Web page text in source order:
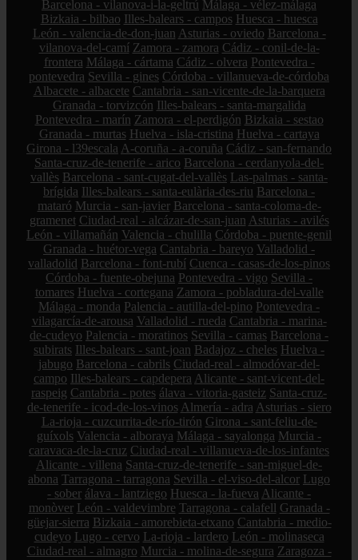
Barcelona - vilanova-i-la-geltrú Málaga - vélez-málaga
Bizkaia - bilbao Illes-balears - campos Huesca - huesca
León - valencia-de-don-juan Asturias - oviedo Barcelona -
vilanova-del-camí Zamora - zamora Cádiz - conil-de-la-
frontera Málaga - cártama Cádiz - olvera Pontevedra -
pontevedra Sevilla - gines Córdoba - villanueva-de-córdoba
Albacete - albacete Cantabria - san-vicente-de-la-barquera
Granada - torvizcón Illes-balears - santa-margalida
Pontevedra - marín Zamora - el-perdigón Bizkaia - sestao
Granada - murtas Huelva - isla-cristina Huelva - cartaya
Girona - l39escala A-coruña - a-coruña Cádiz - san-fernando
Santa-cruz-de-tenerife - arico Barcelona - cerdanyola-del-
vallès Barcelona - sant-cugat-del-vallès Las-palmas - santa-
brígida Illes-balears - santa-eulària-des-riu Barcelona -
mataró Murcia - san-javier Barcelona - santa-coloma-de-
gramenet Ciudad-real - alcázar-de-san-juan Asturias - avilés
León - villamañán Valencia - chulilla Córdoba - puente-genil
Granada - huétor-vega Cantabria - bareyo Valladolid -
valladolid Barcelona - font-rubí Cuenca - casas-de-los-pinos
Córdoba - fuente-obejuna Pontevedra - vigo Sevilla -
tomares Huelva - cortegana Zamora - pobladura-del-valle
Málaga - monda Palencia - autilla-del-pino Pontevedra -
vilagarcía-de-arousa Valladolid - rueda Cantabria - marina-
de-cudeyo Palencia - moratinos Sevilla - camas Barcelona -
subirats Illes-balears - sant-joan Badajoz - cheles Huelva -
jabugo Barcelona - cabrils Ciudad-real - almodóvar-del-
campo Illes-balears - capdepera Alicante - sant-vicent-del-
raspeig Cantabria - potes álava - vitoria-gasteiz Santa-cruz-
de-tenerife - icod-de-los-vinos Almería - adra Asturias - siero
La-rioja - cuzcurrita-de-río-tirón Girona - sant-feliu-de-
guíxols Valencia - alboraya Málaga - sayalonga Murcia -
caravaca-de-la-cruz Ciudad-real - villanueva-de-los-infantes
Alicante - villena Santa-cruz-de-tenerife - san-miguel-de-
abona Tarragona - tarragona Sevilla - el-viso-del-alcor Lugo
- sober álava - lantziego Huesca - la-fueva Alicante -
monòver León - valdevimbre Tarragona - calafell Granada -
güejar-sierra Bizkaia - amorebieta-etxano Cantabria - medio-
cudeyo Lugo - cervo La-rioja - lardero León - molinaseca
Ciudad-real - almagro Murcia - molina-de-segura Zaragoza -